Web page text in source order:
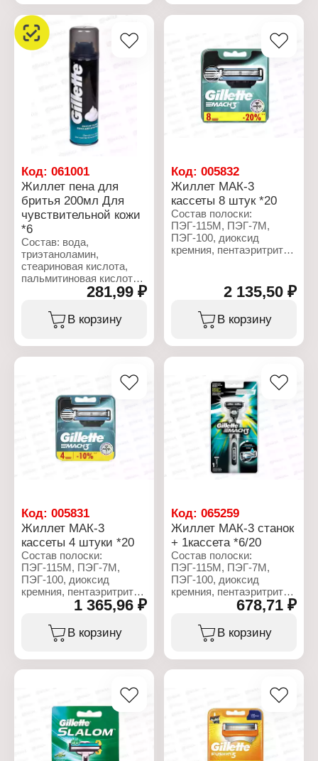
Серия: Blue 3 Simple
Тип товара: Станки
Вариация: одноразовые
Назначение: для бритья
Особенность: с
увлажняющей полоской
Количество лезвий: 3
Комплектация: 8 шт
Barbadensis),
бутилгидрокситолуол
виноградных косточек
(Vitis Vinifera), масло
авокадо (Persea
Gratissima), гликолевая
кислота.
Характеристики:
Торговая марка: Gillette
кассеты
Назначение: для станка
Особенность: с
увлажняющей полоской
Количество лезвий: 5
лезвий
Комплектация: 2 шт
Код: 061001
Жиллет пена для
бритья 200мл Для
чувствительной кожи
*6
Состав: вода,
триэтаноламин,
стеариновая кислота,
пальмитиновая кислота,
изобутан, лаурет-23,
лаурилсульфат натрия,
парфюмерная
композиция, пропан.
Тип товара: Пена для
Название: "Sensitive"
Тип кожи: для
чувствительной кожи
Объем: 200 мл
281,99 ₽
В корзину
Код:005832
Жиллет МАК-3
кассеты 8 штук *20
Состав полоски:
ПЭГ-115М, ПЭГ-7М,
ПЭГ-100, диоксид
кремния, пентаэритритил
трис (ди-трет-бутил)
бутилгидрокситолуол,
гликоль.
Характеристики:
Торговая марка: Gillette
Тип товара: Сменные
Назначение: для станка
Особенность: с
увлажняющей полоской
Количество лезвий: 3
Комплектация: 8 шт
2 135,50 ₽
В корзину
Код: 005831
Жиллет МАК-3
кассеты 4 штуки *20
Состав полоски:
ПЭГ-115М, ПЭГ-7М,
ПЭГ-100, диоксид
кремния, пентаэритритил
тетра-ди-трет-
бутилгидроксигидроциннамат,
трис (ди-трет-бутил)
фосфит,
Торговая марка: Gillette
Серия: Mach3
Тип товара: Сменные
кассеты
Назначение: для станка
1 365,96 ₽
В корзину
Код:065259
Жиллет МАК-3 станок
+ 1кассета *6/20
Состав полоски:
ПЭГ-115М, ПЭГ-7М,
ПЭГ-100, диоксид
кремния, пентаэритритил
тетра-ди-трет-
трис (ди-трет-бутил)
фосфит,
Торговая марка: Gillette
Серия: Mach3
Тип товара: Станок
Назначение: для бритья
Особенность: с
678,71 ₽
В корзину